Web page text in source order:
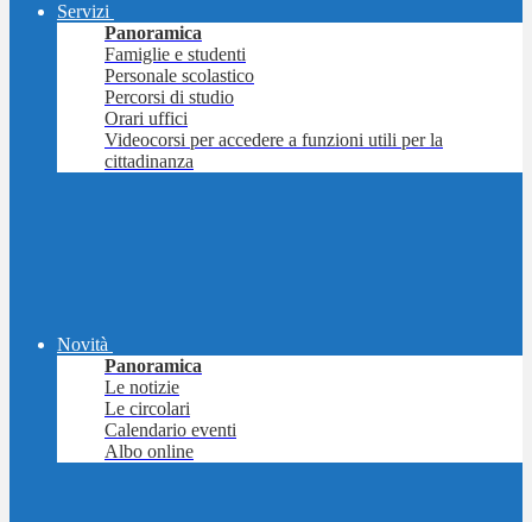
Servizi
Panoramica
Famiglie e studenti
Personale scolastico
Percorsi di studio
Orari uffici
Videocorsi per accedere a funzioni utili per la
cittadinanza
Novità
Panoramica
Le notizie
Le circolari
Calendario eventi
Albo online